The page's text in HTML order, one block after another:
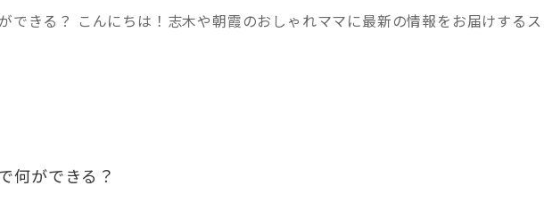
できる？ こんにちは！志木や朝霞のおしゃれママに最新の情報をお届けするス
何ができる？